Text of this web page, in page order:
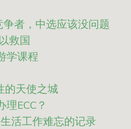
者，中选应该没问题
救国
学课程
的天使之城
ECC？
活工作难忘的记录